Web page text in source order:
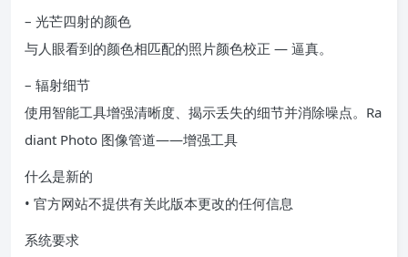
– 光芒四射的颜色
与人眼看到的颜色相匹配的照片颜色校正 — 逼真。
– 辐射细节
使用智能工具增强清晰度、揭示丢失的细节并消除噪点。Ra
diant Photo 图像管道——增强工具
什么是新的
• 官方网站不提供有关此版本更改的任何信息
系统要求